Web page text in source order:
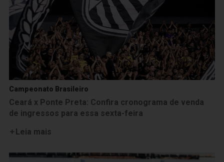
Campeonato Brasileiro
Ceará x Ponte Preta: Confira cronograma de venda
de ingressos para essa sexta-feira
Leia mais